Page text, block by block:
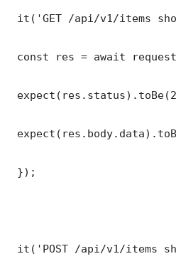
it('GET /api/v1/items
const res = await
});
it('POST /api/v1/items